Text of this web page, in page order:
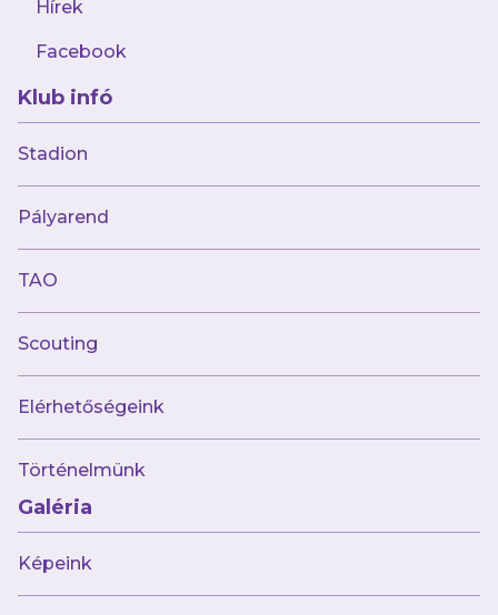
Hírek
Facebook
Klub infó
Stadion
Pályarend
TAO
Scouting
Elérhetőségeink
Történelmünk
Galéria
Képeink
amellyel a tabella első helyét is megtartanánk
a pénteki, Berettyóújfalu elleni rangadó előtt.
A szeptember 16-án, hétfőn 18 órakor kezdődő
Szeptember 16., hétfő
AJÁNLÓ